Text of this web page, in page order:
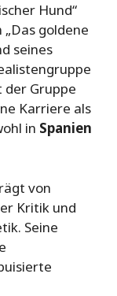
Hund“
goldene
seines
Gruppe
Karriere als
in Spanien
von
Kritik und
Seine